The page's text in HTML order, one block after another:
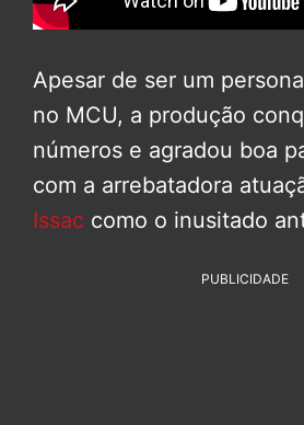
Apesar de ser um
no MCU, a produção
números e agradou boa
com a arrebatadora
Issac como o inusitado
PUBLICIDADE